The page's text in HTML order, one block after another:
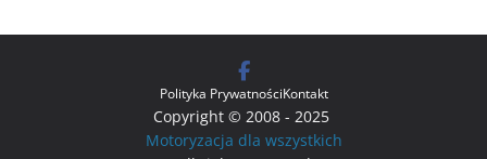
Polityka PrywatnościKontakt
Copyright © 2008 - 2025
Motoryzacja dla wszystkich